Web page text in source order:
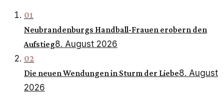
01
Neubrandenburgs Handball-Frauen erobern den
Aufstieg8. August 2026
02
Die neuen Wendungen in Sturm der Liebe8. August
2026